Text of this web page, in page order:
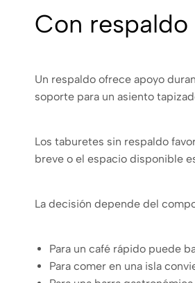
Con
Un respaldo ofrece apoyo
soporte para un asiento
Los taburetes sin respaldo
breve o el espacio disponible
La decisión depende del
Para un café rápido puede
Para comer en una isla